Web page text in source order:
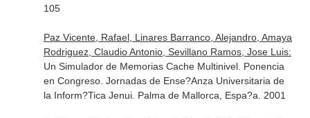
105
Paz Vicente, Rafael, Linares Barranco, Alejandro, Amaya
Rodriguez, Claudio Antonio, Sevillano Ramos, Jose Luis:
Un Simulador de Memorias Cache Multinivel. Ponencia
en Congreso. Jornadas de Ense?Anza Universitaria de
la Inform?Tica Jenui. Palma de Mallorca, Espa?a. 2001